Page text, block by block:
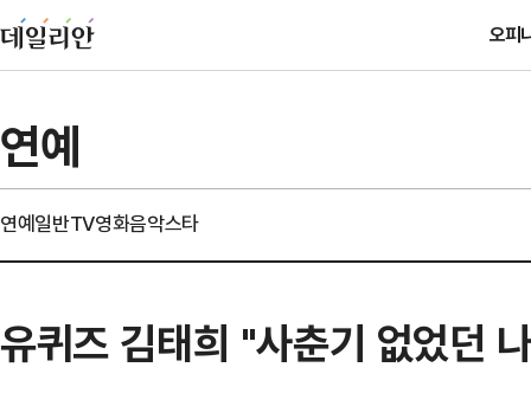
오피
연예
연예일반TV영화음악스타
유퀴즈 김태희 "사춘기 없었던